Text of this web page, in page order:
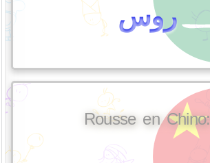
روس
Rousse en Chino: